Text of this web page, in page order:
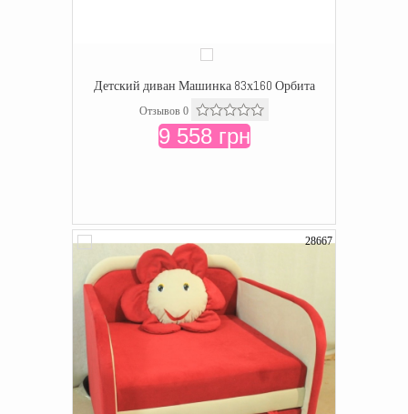
Детский диван Машинка 83х160 Орбита
Отзывов 0
9 558 грн
28667